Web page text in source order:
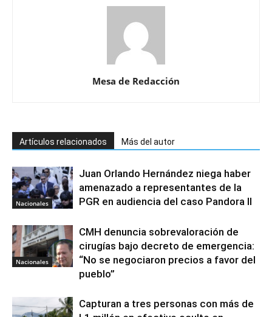
Mesa de Redacción
Artículos relacionados Más del autor
Nacionales
Juan Orlando Hernández niega haber
amenazado a representantes de la
PGR en audiencia del caso Pandora II
Nacionales
CMH denuncia sobrevaloración de
cirugías bajo decreto de emergencia:
“No se negociaron precios a favor del
pueblo”
Capturan a tres personas con más de